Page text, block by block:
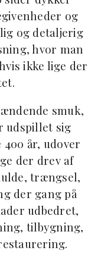
og
og detaljerig
hvor man
ikke lige der
smuk,
udspillet sig
år, udover
der drev af
trængsel,
der gang på
udbedret,
tilbygning,